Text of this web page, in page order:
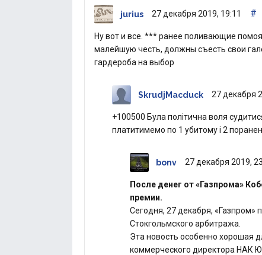
jurius 27 декабря 2019, 19:11 #
Ну вот и все. *** ранее поливающие
малейшую честь, должны съесть свои
гардероба на выбор
SkrudjMacduck 27 декабря
+100500 Була політична воля
платитимемо по 1 убитому і 2
bonv 27 декабря 2019,
После денег от «Газпрома»
премии.
Сегодня, 27 декабря,
Стокгольмского арбитража.
Эта новость особенно хорошая
коммерческого директора НАК